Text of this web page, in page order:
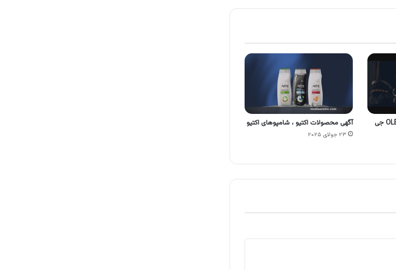
آگهی جی پلاس ، تلویزیون OLED جی
آگهی محصولات اکتیو ، شامپوهای اکتیو
۲۳ جولای ۲۰۲۵